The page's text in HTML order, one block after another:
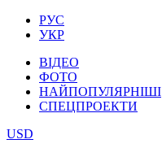
РУС
УКР
ВІДЕО
ФОТО
НАЙПОПУЛЯРНІШІ
СПЕЦПРОЕКТИ
USD